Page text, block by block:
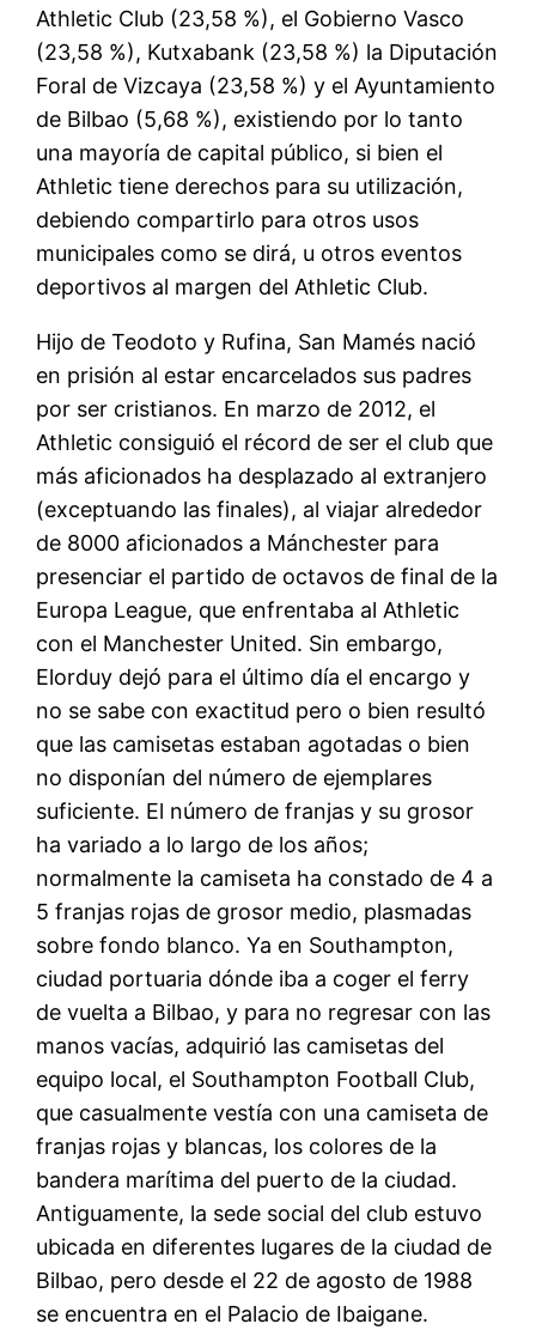
Athletic Club (23,58 %), el Gobierno Vasco
(23,58 %), Kutxabank (23,58 %) la Diputación
Foral de Vizcaya (23,58 %) y el Ayuntamiento
de Bilbao (5,68 %), existiendo por lo tanto
una mayoría de capital público, si bien el
Athletic tiene derechos para su utilización,
debiendo compartirlo para otros usos
municipales como se dirá, u otros eventos
deportivos al margen del Athletic Club.
Hijo de Teodoto y Rufina, San Mamés nació
en prisión al estar encarcelados sus padres
por ser cristianos. En marzo de 2012, el
Athletic consiguió el récord de ser el club que
más aficionados ha desplazado al extranjero
(exceptuando las finales), al viajar alrededor
de 8000 aficionados a Mánchester para
presenciar el partido de octavos de final de la
Europa League, que enfrentaba al Athletic
con el Manchester United. Sin embargo,
Elorduy dejó para el último día el encargo y
no se sabe con exactitud pero o bien resultó
que las camisetas estaban agotadas o bien
no disponían del número de ejemplares
suficiente. El número de franjas y su grosor
ha variado a lo largo de los años;
normalmente la camiseta ha constado de 4 a
5 franjas rojas de grosor medio, plasmadas
sobre fondo blanco. Ya en Southampton,
ciudad portuaria dónde iba a coger el ferry
de vuelta a Bilbao, y para no regresar con las
manos vacías, adquirió las camisetas del
equipo local, el Southampton Football Club,
que casualmente vestía con una camiseta de
franjas rojas y blancas, los colores de la
bandera marítima del puerto de la ciudad.
Antiguamente, la sede social del club estuvo
ubicada en diferentes lugares de la ciudad de
Bilbao, pero desde el 22 de agosto de 1988
se encuentra en el Palacio de Ibaigane.